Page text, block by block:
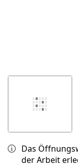
Das
der Arbeit